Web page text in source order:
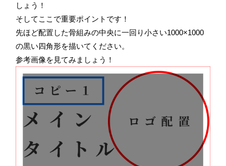
しょう！
そしてここで重要ポイントです！
先ほど配置した骨組みの中央に一回り小さい1000×1000
の黒い四角形を描いてください。
参考画像を見てみましょう！